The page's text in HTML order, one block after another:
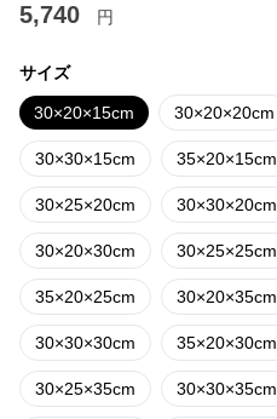
5,740 円
サイズ
30×20×15cm 30×20×20cm
30×30×15cm 35×20×15cm
30×25×20cm 30×30×20cm
30×20×30cm 30×25×25cm
35×20×25cm 30×20×35cm
30×30×30cm 35×20×30cm
30×25×35cm 30×30×35cm